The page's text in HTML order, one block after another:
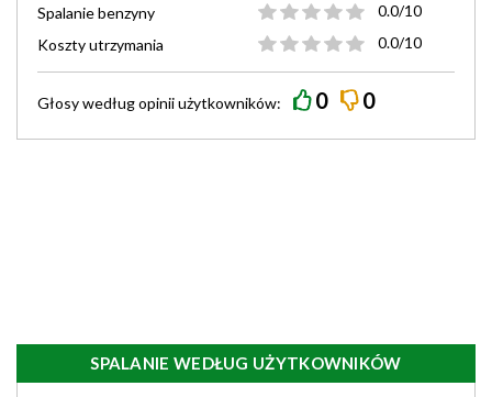
Spalanie benzyny
0.0/10
Koszty utrzymania
0.0/10
Głosy wedługopiniiużytkowników: 0 0
SPALANIE WEDŁUG UŻYTKOWNIKÓW